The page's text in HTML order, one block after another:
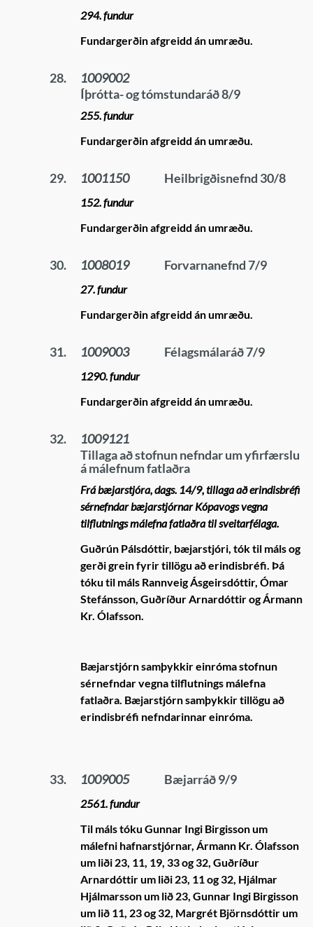
294. fundur
Fundargerðin afgreidd án umræðu.
28.
1009002
Íþrótta- og tómstundaráð 8/9
255. fundur
Fundargerðin afgreidd án umræðu.
29. 1001150 Heilbrigðisnefnd 30/8
152. fundur
Fundargerðin afgreidd án umræðu.
30. 1008019 Forvarnanefnd 7/9
27. fundur
Fundargerðin afgreidd án umræðu.
31. 1009003 Félagsmálaráð 7/9
1290. fundur
Fundargerðin afgreidd án umræðu.
32.
1009121
Tillaga að stofnun nefndar um yfirfærslu
á málefnum fatlaðra
Frá bæjarstjóra, dags. 14/9, tillaga að erindisbréfi
sérnefndar bæjarstjórnar Kópavogs vegna
tilflutnings málefna fatlaðra til sveitarfélaga.
Guðrún Pálsdóttir, bæjarstjóri, tók til máls og
gerði grein fyrir tillögu að erindisbréfi. Þá
tóku til máls Rannveig Ásgeirsdóttir, Ómar
Stefánsson, Guðríður Arnardóttir og Ármann
Kr. Ólafsson.
Bæjarstjórn samþykkir einróma stofnun
sérnefndar vegna tilflutnings málefna
fatlaðra. Bæjarstjórn samþykkir tillögu að
erindisbréfi nefndarinnar einróma.
33. 1009005 Bæjarráð 9/9
2561. fundur
Til máls tóku Gunnar Ingi Birgisson um
málefni hafnarstjórnar, Ármann Kr. Ólafsson
um liði 23, 11, 19, 33 og 32, Guðríður
Arnardóttir um liði 23, 11 og 32, Hjálmar
Hjálmarsson um lið 23, Gunnar Ingi Birgisson
um lið 11, 23 og 32, Margrét Björnsdóttir um